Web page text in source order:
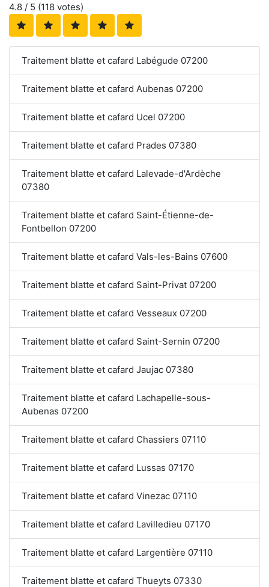
4.8 / 5 (118 votes)
Traitement blatte et cafard Labégude 07200
Traitement blatte et cafard Aubenas 07200
Traitement blatte et cafard Ucel 07200
Traitement blatte et cafard Prades 07380
Traitement blatte et cafard Lalevade-d'Ardèche
07380
Traitement blatte et cafard Saint-Étienne-de-
Fontbellon 07200
Traitement blatte et cafard Vals-les-Bains 07600
Traitement blatte et cafard Saint-Privat 07200
Traitement blatte et cafard Vesseaux 07200
Traitement blatte et cafard Saint-Sernin 07200
Traitement blatte et cafard Jaujac 07380
Traitement blatte et cafard Lachapelle-sous-
Aubenas 07200
Traitement blatte et cafard Chassiers 07110
Traitement blatte et cafard Lussas 07170
Traitement blatte et cafard Vinezac 07110
Traitement blatte et cafard Lavilledieu 07170
Traitement blatte et cafard Largentière 07110
Traitement blatte et cafard Thueyts 07330